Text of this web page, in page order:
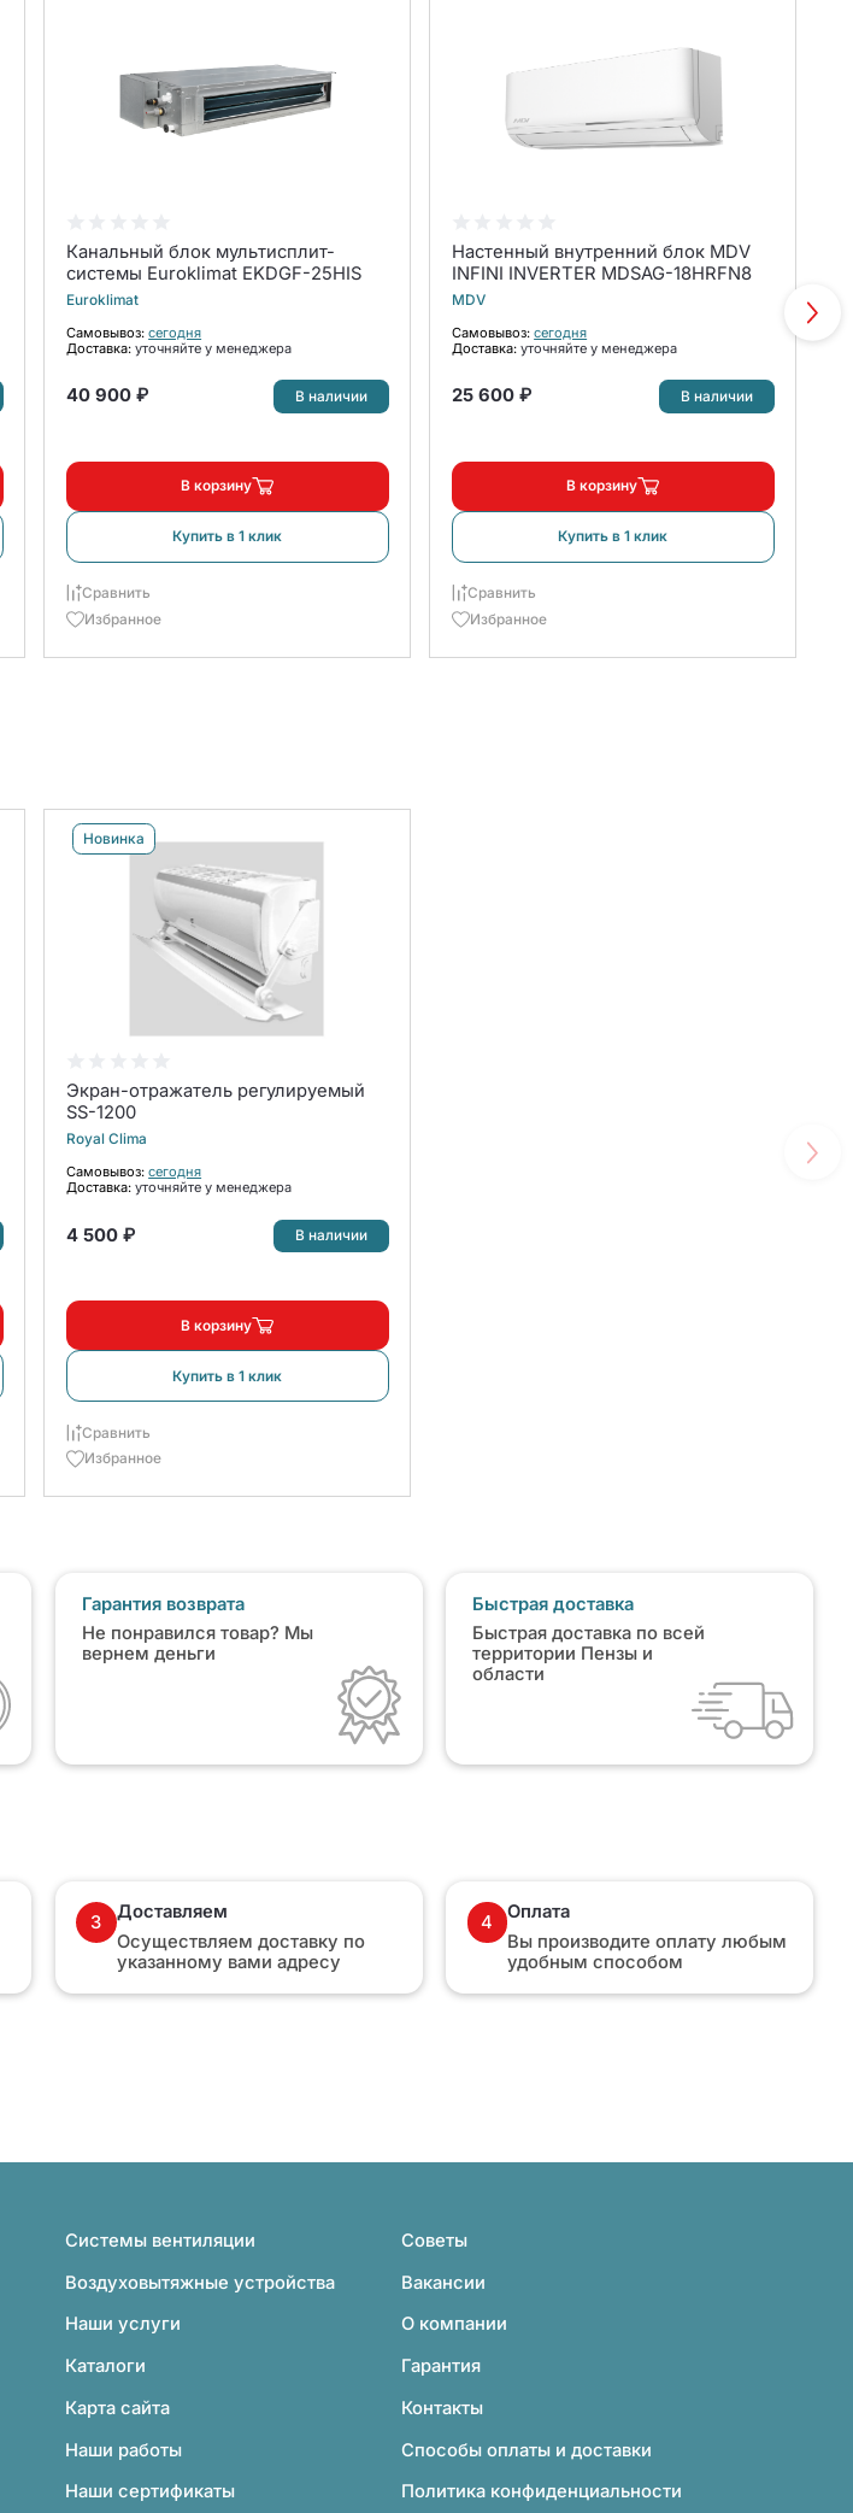
Канальный блок мультисплит-
системы Euroklimat EKDGF-25HIS
Euroklimat
Самовывоз: сегодня
Доставка: уточняйте у менеджера
40 900 ₽ В наличии
В корзину
Купить в 1 клик
Сравнить
Избранное
Настенный внутренний блок MDV
INFINI INVERTER MDSAG-18HRFN8
MDV
Самовывоз: сегодня
Доставка: уточняйте у менеджера
25 600 ₽ В наличии
В корзину
Купить в 1 клик
Сравнить
Избранное
Новинка
Экран-отражатель регулируемый
SS-1200
Royal Clima
Самовывоз: сегодня
Доставка: уточняйте у менеджера
4 500 ₽ В наличии
В корзину
Купить в 1 клик
Сравнить
Избранное
Гарантия возврата
Не понравился товар? Мы
вернем деньги
Быстрая доставка
Быстрая доставка по всей
территории Пензы и
области
3
Доставляем
Осуществляем доставку по
указанному вами адресу
4
Оплата
Вы производите оплату любым
удобным способом
Системы вентиляции
Воздуховытяжные устройства
Наши услуги
Каталоги
Карта сайта
Наши работы
Наши сертификаты
Советы
Вакансии
О компании
Гарантия
Контакты
Способы оплаты и доставки
Политика конфиденциальности